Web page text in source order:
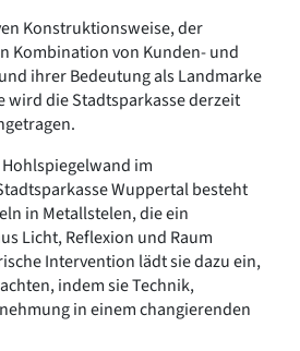
Konstruktionsweise, der
Kombination von Kunden- und
ihrer Bedeutung als Landmarke
die Stadtsparkasse derzeit
im
Wuppertal besteht
in Metallstelen, die ein
Licht, Reflexion und Raum
Intervention lädt sie dazu ein,
indem sie Technik,
in einem changierenden